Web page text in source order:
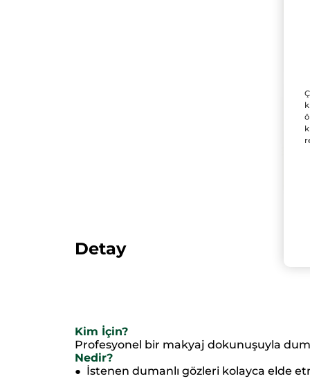
Detay
Kim İçin?
Profesyonel bir makyaj dokunuşuyla
Nedir?
● İstenen dumanlı gözleri kolayca elde